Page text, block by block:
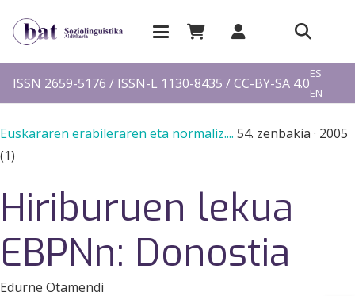
ISSN 2659-5176 / ISSN-L 1130-8435 / CC-BY-SA 4.0
ES
EN
Euskararen erabileraren eta normaliz.... 54. zenbakia · 2005
(1)
Hiriburuen lekua
EBPNn: Donostia
Edurne Otamendi